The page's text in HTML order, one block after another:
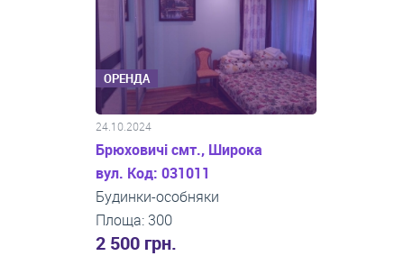
ОРЕНДА
24.10.2024
Брюховичі смт., Широка
вул. Код: 031011
Будинки-особняки
Площа: 300
2 500 грн.